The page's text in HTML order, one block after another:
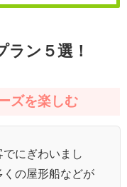
ラン５選！
ズを楽しむ
にぎわいまし
の屋形船などが